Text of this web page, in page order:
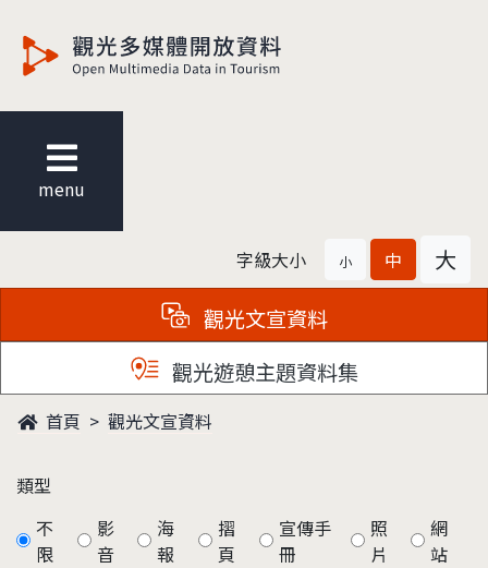
menu
字級大小 小 中 大
觀光文宣資料
觀光遊憩主題資料集
首頁 觀光文宣資料
類型
不
限
影
音
海
報
摺
頁
宣傳手
冊
照
片
網
站